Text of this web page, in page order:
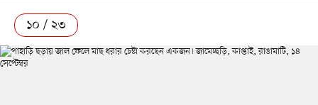
১০ / ২৩